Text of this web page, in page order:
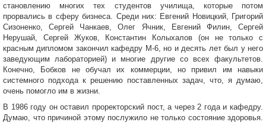
становлению многих тех студентов училища, которые потом
прорвались в сферу бизнеса. Среди них: Евгений Новицкий, Григорий
Сизоненко, Сергей Чанкаев, Олег Ячник, Евгений Филин, Сергей
Нерушай, Сергей Жуков, Константин Колыхалов (он не только с
красным дипломом закончил кафедру М-6, но и десять лет был у него
заведующим лабораторией) и многие другие со всех факультетов.
Конечно, Бобков не обучал их коммерции, но привил им навыки
системного подхода к решению поставленных задач, что, я думаю,
очень помогло им в жизни.
В 1986 году он оставил проректорский пост, а через 2 года и кафедру.
Думаю, что причиной этому послужило не только состояние здоровья.